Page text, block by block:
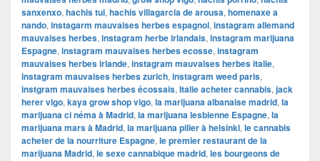
sanxenxo, hachis tui, hachis villagarcia de arousa, homenaxe a
nando, instagarm mauvaises herbes espagnol, instagram allemand
mauvaises herbes, instagram herbe irlandais, instagram marijuana
Espagne, instagram mauvaises herbes ecosse, instagram
mauvaises herbes irlande, instagram mauvaises herbes italie,
instagram mauvaises herbes zurich, instagram weed paris,
instgram mauvaises herbes écossais, Italie acheter cannabis, jack
herer vigo, kaya grow shop vigo, la marijuana albanaise madrid, la
marijuana ci néma à Madrid, la marijuana lesbienne Espagne, la
marijuana mars à Madrid, la marijuana pilier à helsinki, le cannabis
acheter de la nourriture Espagne, le premier restaurant de la
marijuana Madrid, le sexe cannabique madrid, les bourgeons de